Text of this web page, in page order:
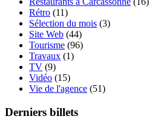
Rétro (11)
Sélection du mois (3)
Site Web (44)
Tourisme (96)
Travaux (1)
TV (9)
Vidéo (15)
Vie de l'agence (51)
Derniers billets